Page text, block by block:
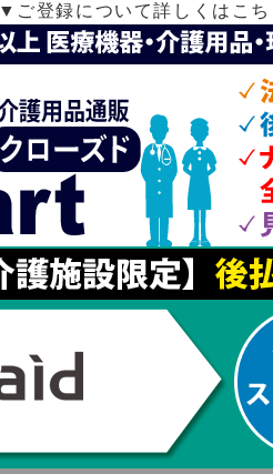
▼ご登録について詳しくはこ